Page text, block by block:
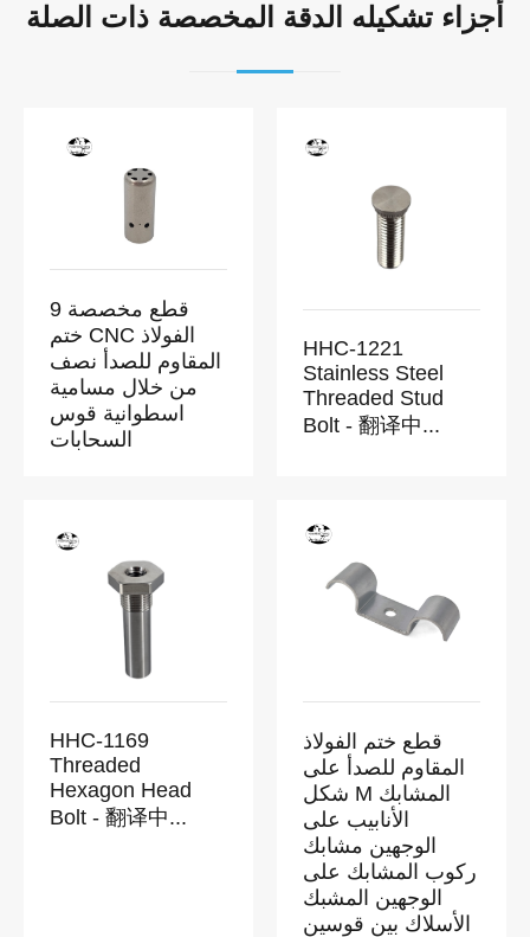
أجزاء تشكيله الدقة المخصصة ذات الصلة
9 قطع مخصصة
ختم CNC الفولاذ
المقاوم للصدأ نصف
من خلال مسامية
اسطوانية قوس
السحابات
HHC-1221
Stainless Steel
Threaded Stud
Bolt - 翻译中...
HHC-1169
Threaded
Hexagon Head
Bolt - 翻译中...
قطع ختم الفولاذ
المقاوم للصدأ على
شكل M المشابك
الأنابيب على
الوجهين مشابك
ركوب المشابك على
الوجهين المشبك
الأسلاك بين قوسين